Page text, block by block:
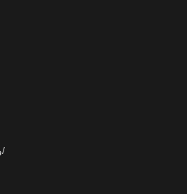
6 ، ومناسبة لمجموعة متنوعة من المشاهد: الأنشطة في الهواء الطلق/